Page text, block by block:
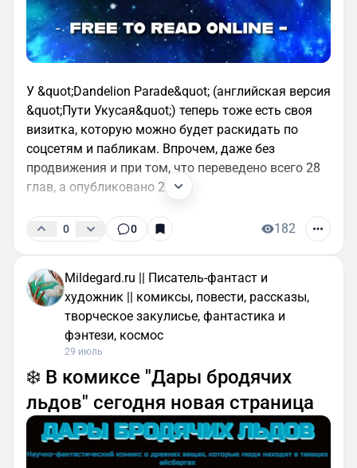
У &quot;Dandelion Parade&quot; (английская версия
&quot;Пути Укусая&quot;) теперь тоже есть своя
визитка, которую можно будет раскидать по
соцсетям и пабликам. Впрочем, даже без
продвижения и при том, что переведено всего 28
глав, а опубликовано 25,...
0 0 182
Mildegard.ru || Писатель-фантаст и
художник || комиксы, повести, рассказы,
творческое закулисье, фантастика и
фэнтези, космос
29 июль
❄️ В комиксе "Дары бродячих
льдов" сегодня новая страница